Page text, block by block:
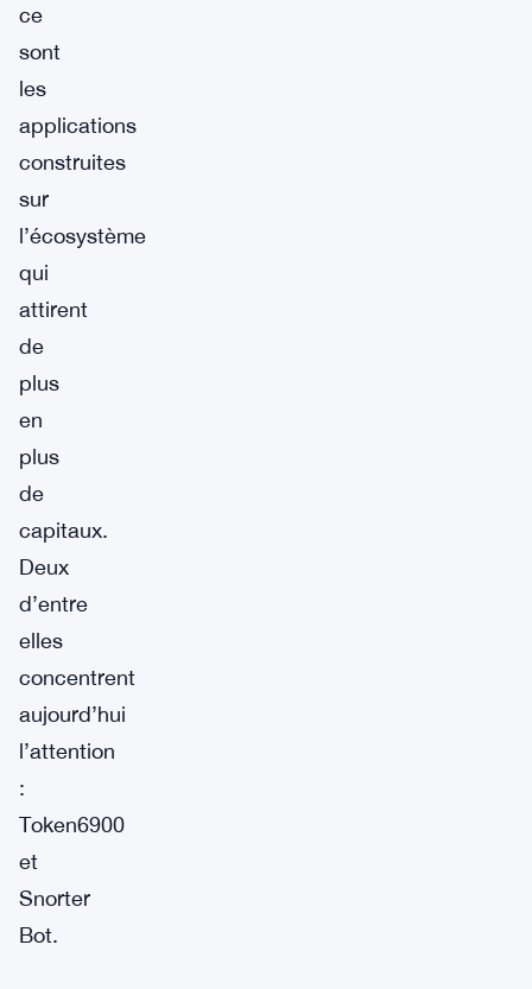
ce
sont
les
applications
construites
sur
l’écosystème
qui
attirent
de
plus
en
plus
de
capitaux.
Deux
d’entre
elles
concentrent
aujourd’hui
l’attention
:
Token6900
et
Snorter
Bot.